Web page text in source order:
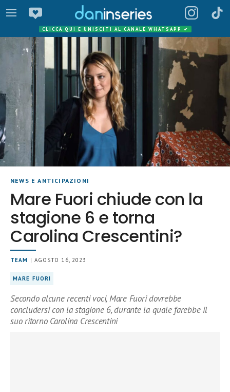
CLICCA QUI E UNISCITI AL CANALE WHATSAPP ✔
NEWS E ANTICIPAZIONI
Mare Fuori chiude con la
stagione 6 e torna
Carolina Crescentini?
TEAM | AGOSTO 16, 2023
MARE FUORI
Secondo alcune recenti voci, Mare Fuori dovrebbe
concludersi con la stagione 6, durante la quale farebbe il
suo ritorno Carolina Crescentini